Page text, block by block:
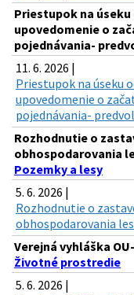
Priestupok na
upovedomenie o
pojednávania-
11. 6. 2026 |
Priestupok na úseku
upovedomenie o
pojednávania-
Rozhodnutie o
obhospodarovania
Pozemky a lesy
5. 6. 2026 |
Rozhodnutie o
obhospodarovania
Verejná vyhláška
Životné prostredie
5. 6. 2026 |